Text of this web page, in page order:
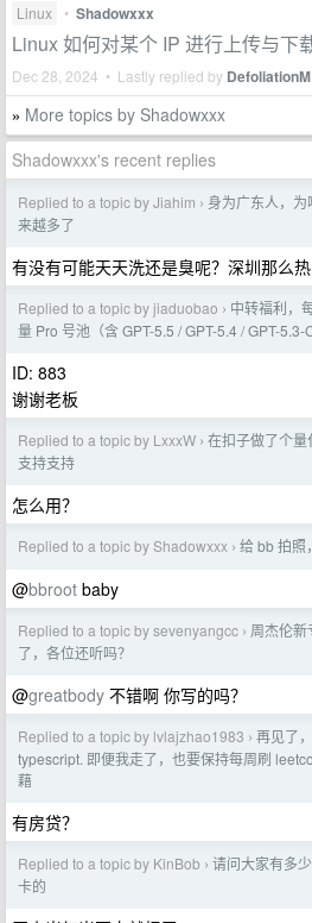
Linux • Shadowxxx
Linux 如何对某个 IP 进行上传与下
Dec 28, 2024 • Lastly replied by DefoliationM
» More topics by Shadowxxx
Shadowxxx's recent replies
Replied to a topic by Jiahim › 身为广东人，
来越多了
有没有可能天天洗还是臭呢？深圳那么热
Replied to a topic by jiaduobao › 中转福利，
量 Pro 号池（含 GPT-5.5 / GPT-5.4 / GPT-5.3-
ID: 883
谢谢老板
Replied to a topic by LxxxW › 在扣子做了个
支持支持
怎么用？
Replied to a topic by Shadowxxx › 给 bb 拍照
@bbroot baby
Replied to a topic by sevenyangcc › 周杰伦新
了，各位还听吗？
@greatbody 不错啊 你写的吗？
Replied to a topic by lvlajzhao1983 › 再见了
typescript. 即便我走了，也要保持每周刷
藉
有房贷？
Replied to a topic by KinBob › 请问大家有多
卡的